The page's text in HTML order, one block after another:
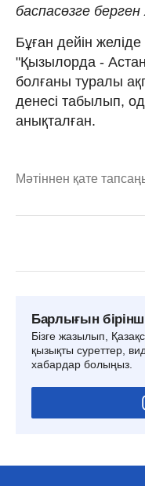
баспасөзге
Бұған дейін
"Қызылорда -
болғаны туралы
денесі табылып,
анықталған.
Мәтіннен қате
Барлығын
Бізге жазылып,
қызықты суреттер,
хабардар болыңыз.